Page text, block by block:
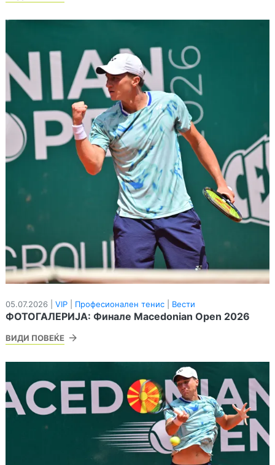
05.07.2026 | VIP Професионален тенис Вести
ФОТОГАЛЕРИЈА: Финале Macedonian Open 2026
ВИДИ ПОВЕЌЕ